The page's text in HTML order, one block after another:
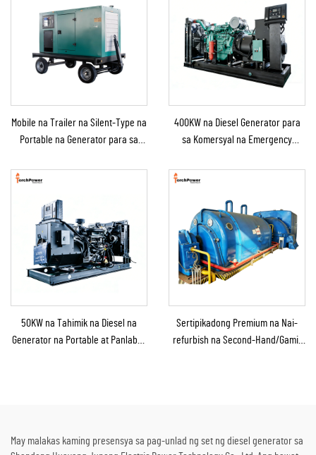
Mobile na Trailer na Silent-Type na
Portable na Generator para sa
400KW na Diesel Generator para
sa Komersyal na Emergency
Suplay ng Kuryente
50KW na Tahimik na Diesel na
Generator na Portable at Panlabas
Sertipikadong Premium na Nai-
refurbish na Second-Hand/Gamit
May malakas kaming presensya sa pag-unlad ng set ng diesel generator sa